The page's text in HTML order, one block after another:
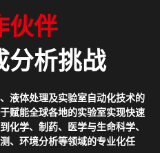
伙伴
分析挑战
液体处理及实验室自动化技术的
赋能全球各地的实验室实现快速
化学、制药、医学与生命科学、
、环境分析等领域的专业化任